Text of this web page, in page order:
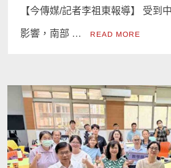
【今傳媒/記者李祖東報導】 受到
影響，南部 … READ MORE